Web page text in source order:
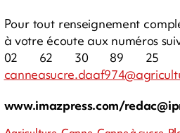
Pour tout renseignement
à votre écoute aux numéros
02 62 30 89 25
www.imazpress.com/